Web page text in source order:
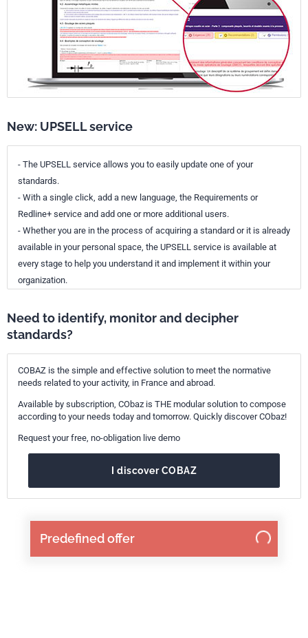
Predefined offer
New: UPSELL service
- The UPSELL service allows you to easily update one of your
standards.
- With a single click, add a new language, the Requirements or
Redline+ service and add one or more additional users.
- Whether you are in the process of acquiring a standard or it is already
available in your personal space, the UPSELL service is available at
every stage to help you understand it and implement it within your
organization.
Need to identify, monitor and decipher
standards?
COBAZ is the simple and effective solution to meet the normative
needs related to your activity, in France and abroad.
Available by subscription, CObaz is THE modular solution to compose
according to your needs today and tomorrow. Quickly discover CObaz!
Request your free, no-obligation live demo
I discover COBAZ